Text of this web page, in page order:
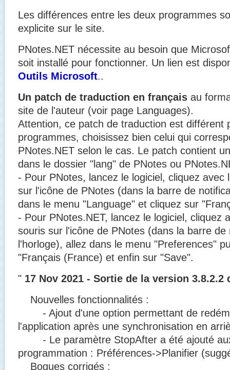
Les différences entre les deux programmes
explicite sur le site.
PNotes.NET nécessite au besoin que
soit installé pour fonctionner. Un lien est
Outils Microsoft..
Un patch de traduction en français au
site de l'auteur (voir page Languages).
Attention, ce patch de traduction est différent
programmes, choisissez bien celui qui
PNotes.NET selon le cas. Le patch contient
dans le dossier "lang" de PNotes ou
- Pour PNotes, lancez le logiciel, cliquez avec
sur l'icône de PNotes (dans la barre de
dans le menu "Language" et cliquez sur
- Pour PNotes.NET, lancez le logiciel, cliquez
souris sur l'icône de PNotes (dans la barre de
l'horloge), allez dans le menu "Preferences"
"Français (France) et enfin sur "Save".
" 17 Nov 2021 - Sortie de la version 3.8.2.2
Nouvelles fonctionnalités :
- Ajout d'une option permettant de
l'application après une synchronisation en
- Le paramètre StopAfter a été ajouté
programmation : Préférences->Planifier
Bogues corrigés :